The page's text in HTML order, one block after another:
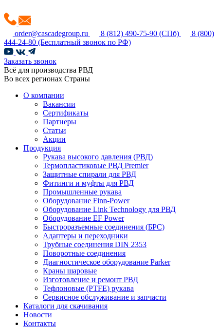
order@cascadegroup.ru 8 (812) 490-75-90 (СПб)
8 (800)
444-24-80 (Бесплатный звонок по РФ)
Заказать звонок
Всё для производства РВД
Во всех регионах Страны
О компании
Вакансии
Сертификаты
Партнеры
Статьи
Акции
Продукция
Рукава высокого давления (РВД)
Термопластиковые РВД Premier
Защитные спирали для РВД
Фитинги и муфты для РВД
Промышленные рукава
Оборудование Finn-Power
Оборудование Link Technology для РВД
Оборудование EF Power
Быстроразъемные соединения (БРС)
Адаптеры и переходники
Трубные соединения DIN 2353
Поворотные соединения
Диагностическое оборудование Parker
Краны шаровые
Изготовление и ремонт РВД
Тефлоновые (PTFE) рукава
Сервисное обслуживание и запчасти
Каталоги для скачивания
Новости
Контакты